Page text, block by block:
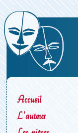
Accueil
L'auteur